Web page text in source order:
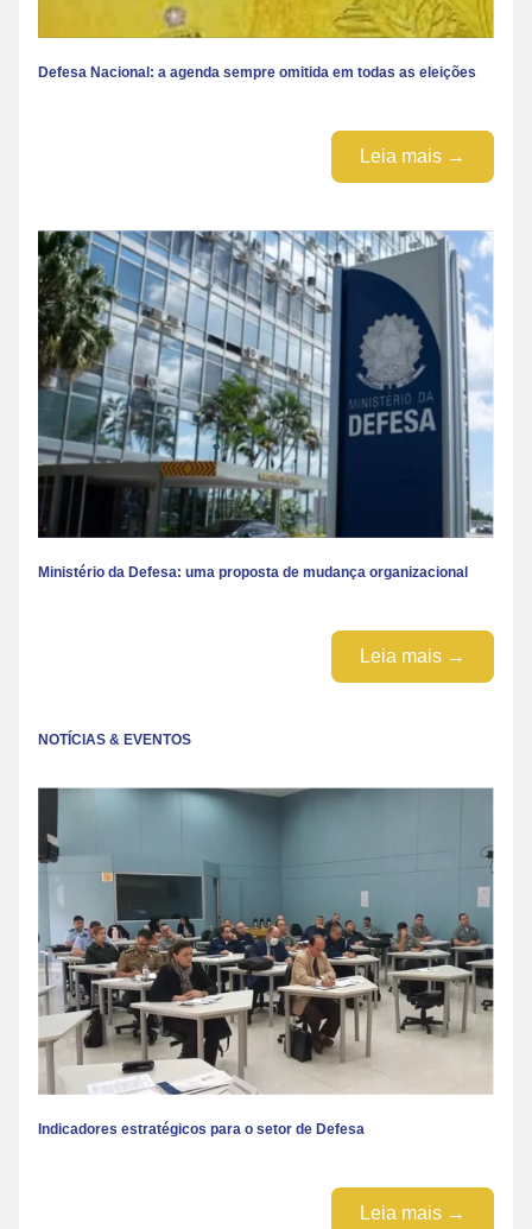
Defesa Nacional: a agenda sempre omitida em todas as eleições
Leia mais →
Ministério da Defesa: uma proposta de mudança organizacional
Leia mais →
NOTÍCIAS & EVENTOS
Indicadores estratégicos para o setor de Defesa
Leia mais →